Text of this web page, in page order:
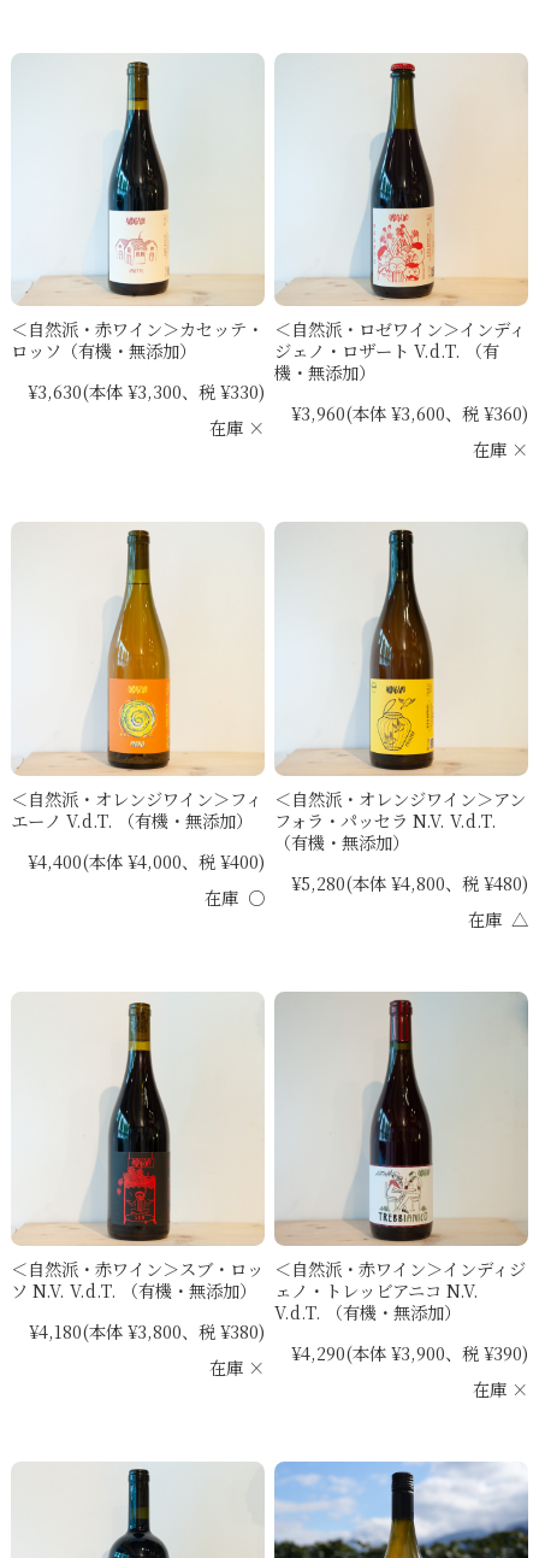
＜自然派・赤ワイン＞カセッテ・
ロッソ（有機・無添加）
¥3,630(本体 ¥3,300、税 ¥330)
在庫 ×
＜自然派・ロゼワイン＞インディ
ジェノ・ロザート V.d.T. （有
機・無添加）
¥3,960(本体 ¥3,600、税 ¥360)
在庫 ×
＜自然派・オレンジワイン＞フィ
エーノ V.d.T. （有機・無添加）
¥4,400(本体 ¥4,000、税 ¥400)
在庫 ○
＜自然派・オレンジワイン＞アン
フォラ・パッセラ N.V. V.d.T.
（有機・無添加）
¥5,280(本体 ¥4,800、税 ¥480)
在庫 △
＜自然派・赤ワイン＞スブ・ロッ
ソ N.V. V.d.T. （有機・無添加）
¥4,180(本体 ¥3,800、税 ¥380)
在庫 ×
＜自然派・赤ワイン＞インディジ
ェノ・トレッビアニコ N.V.
V.d.T. （有機・無添加）
¥4,290(本体 ¥3,900、税 ¥390)
在庫 ×